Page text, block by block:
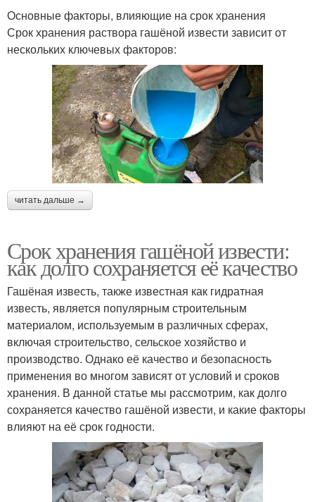
Основные факторы, влияющие на срок хранения
Срок хранения раствора гашёной извести зависит от
нескольких ключевых факторов:
читать дальше →
Срок хранения гашёной извести:
как долго сохраняется её качество
Гашёная известь, также известная как гидратная
известь, является популярным строительным
материалом, используемым в различных сферах,
включая строительство, сельское хозяйство и
производство. Однако её качество и безопасность
применения во многом зависят от условий и сроков
хранения. В данной статье мы рассмотрим, как долго
сохраняется качество гашёной извести, и какие факторы
влияют на её срок годности.